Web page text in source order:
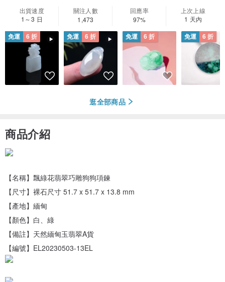
出貨速度
1～3 日
關注人數
1,473
回應率
97%
上次上線
1 天內
免運 6 折 免運 6 折 免運 6 折 免運 6 折
逛全部商品
商品介紹
【名稱】飄綠花翡翠巧雕狗狗項鍊
【尺寸】裸石尺寸 51.7 x 51.7 x 13.8 mm
【產地】緬甸
【顏色】白、綠
【備註】天然緬甸玉翡翠A貨
【編號】EL20230503-13EL